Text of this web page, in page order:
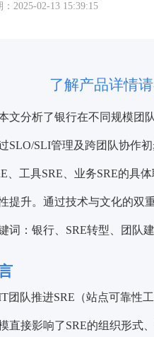
2025-02-13 15:39:15
了解产品详情
文分析了银行在不同规模团
SLO/SLI管理及跨团队协作
、工具SRE、业务SRE的具
提升。通过技术与文化的双
词：银行、SRE转型、团队
团队推进SRE（站点可靠性
直接影响了SRE的组织形式